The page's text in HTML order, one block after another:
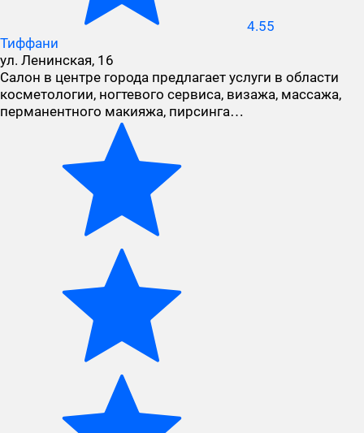
4.55
Тиффани
ул. Ленинская, 16
Салон в центре города предлагает услуги в области
косметологии, ногтевого сервиса, визажа, массажа,
перманентного макияжа, пирсинга…